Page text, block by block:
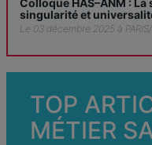
Colloque HAS–ANM :
singularité et
Le 03 décembre 2025 à
TOP
MÉTIER